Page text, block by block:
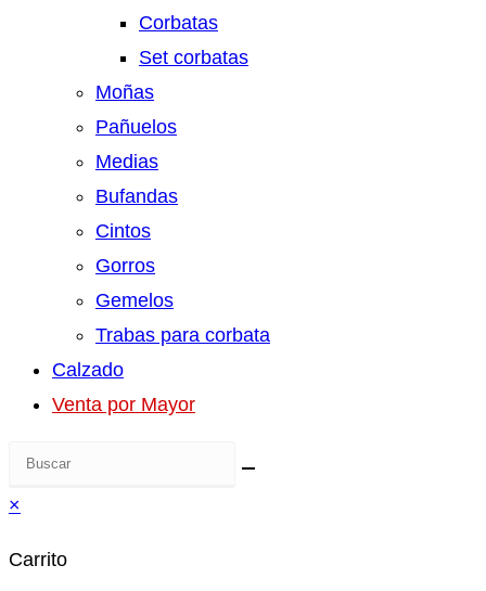
Corbatas
Set corbatas
Moñas
Pañuelos
Medias
Bufandas
Cintos
Gorros
Gemelos
Trabas para corbata
Calzado
Venta por Mayor
×
Carrito